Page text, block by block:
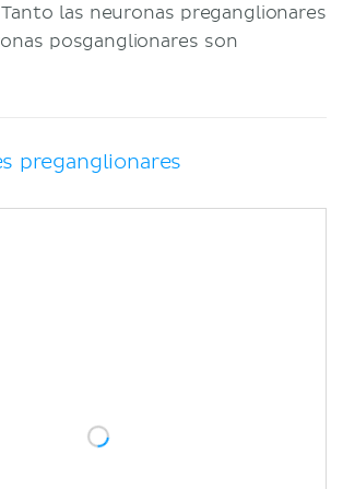
las neuronas preganglionares
posganglionares son
preganglionares